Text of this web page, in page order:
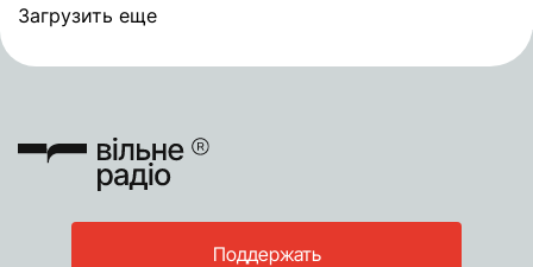
Загрузить еще
Поддержать